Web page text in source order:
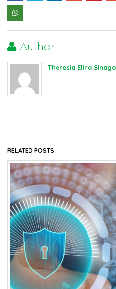
Author
Theresia Elina Sinaga
RELATED POSTS